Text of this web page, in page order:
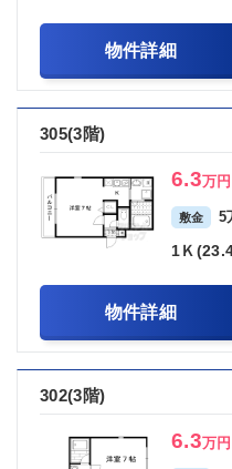
物件詳細
305(3階)
6.3万円
敷金 5
1Ｋ
物件詳細
302(3階)
6.3万円